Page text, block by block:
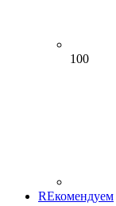
100
REкомендуем